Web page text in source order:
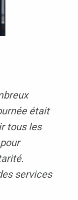
était
tous les
services